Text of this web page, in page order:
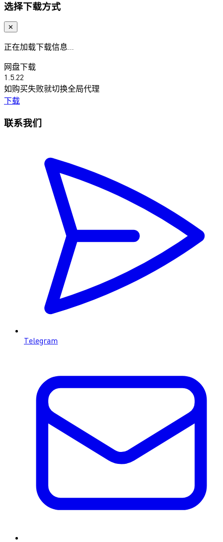
选择下载方式
✕
正在加载下载信息...
网盘下载
1.5.22
如购买失败就切换全局代理
下载
联系我们
Telegram